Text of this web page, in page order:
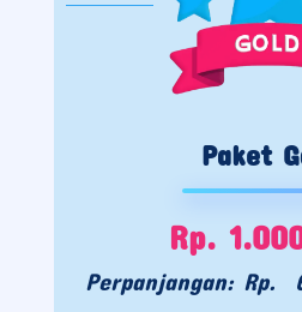
Paket
Rp.
Perpanjangan: Rp.